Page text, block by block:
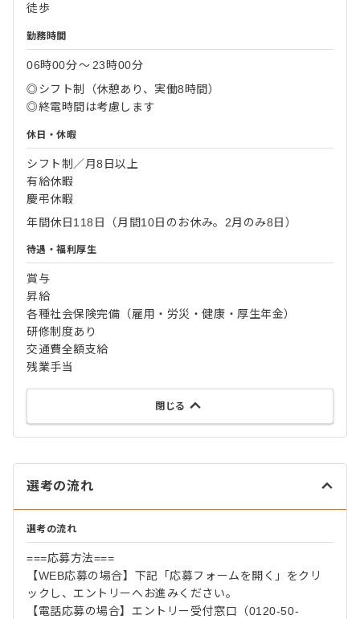
徒歩
勤務時間
06時00分〜23時00分
◎シフト制（休憩あり、実働8時間）
◎終電時間は考慮します
休日・休暇
シフト制／月8日以上
有給休暇
慶弔休暇
年間休日118日（月間10日のお休み。2月のみ8日）
待遇・福利厚生
賞与
昇給
各種社会保険完備（雇用・労災・健康・厚生年金）
研修制度あり
交通費全額支給
残業手当
閉じる
選考の流れ
選考の流れ
===応募方法===
【WEB応募の場合】下記「応募フォームを開く」をクリ
ックし、エントリーへお進みください。
【電話応募の場合】エントリー受付窓口（0120-50-